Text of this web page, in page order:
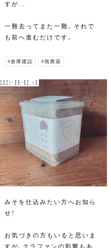
すが…
一難去ってまた一難。それで
も前へ進むだけです。
#倉庫建設 #無農薬
2021-09-02 v0
みそを仕込みたい方へお知ら
せ！
お気づきの方もいると思いま